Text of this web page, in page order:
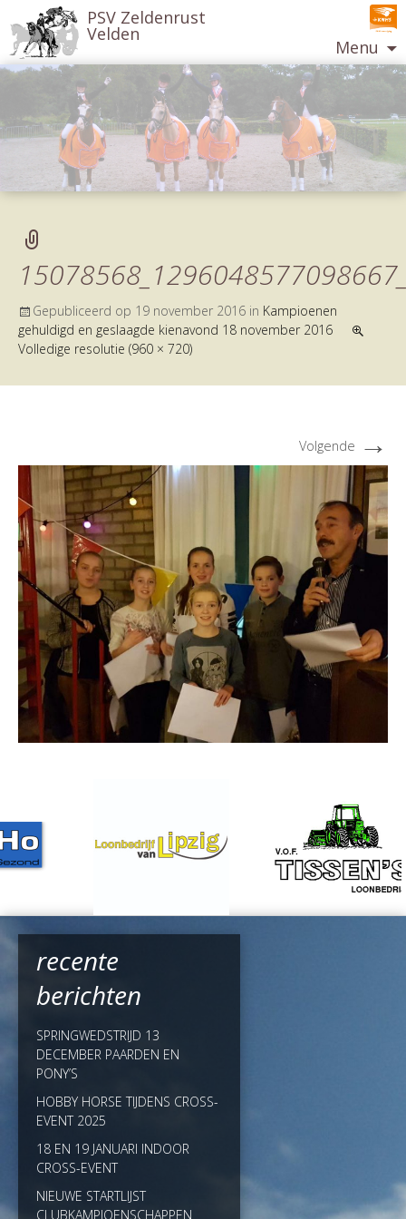
PSV Zeldenrust
Velden
Menu
naar
de
Gepubliceerd op 19 november 2016 in Kampioenen
gehuldigd en geslaagde kienavond 18 november 2016
Volledige resolutie (960 × 720)
Volgende →
recente
berichten
SPRINGWEDSTRIJD 13
DECEMBER PAARDEN EN
PONY’S
HOBBY HORSE TIJDENS CROSS-
EVENT 2025
18 EN 19 JANUARI INDOOR
CROSS-EVENT
NIEUWE STARTLIJST
CLUBKAMPIOENSCHAPPEN